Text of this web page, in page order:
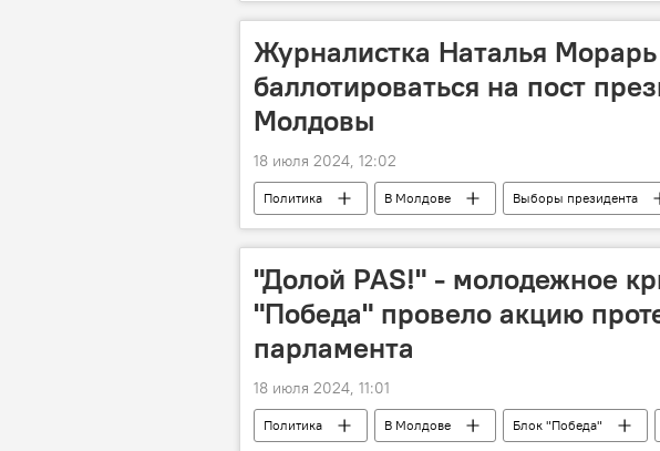
Партия "Шанс"
Журналистка Наталья Морарь
баллотироваться на пост
Молдовы
18 июля 2024, 12:02
Политика В Молдове Выборы президента
"Долой PAS!" - молодежное
"Победа" провело акцию
парламента
18 июля 2024, 11:01
Политика В Молдове Блок "Победа"